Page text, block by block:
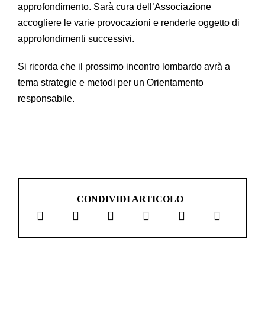
approfondimento. Sarà cura dell’Associazione
accogliere le varie provocazioni e renderle oggetto di
approfondimenti successivi.
Si ricorda che il prossimo incontro lombardo avrà a
tema strategie e metodi per un Orientamento
responsabile.
CONDIVIDI ARTICOLO